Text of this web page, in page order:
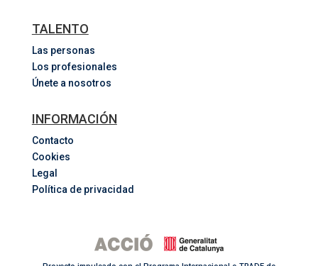
TALENTO
Las personas
Los profesionales
Únete a nosotros
INFORMACIÓN
Contacto
Cookies
Legal
Política de privacidad